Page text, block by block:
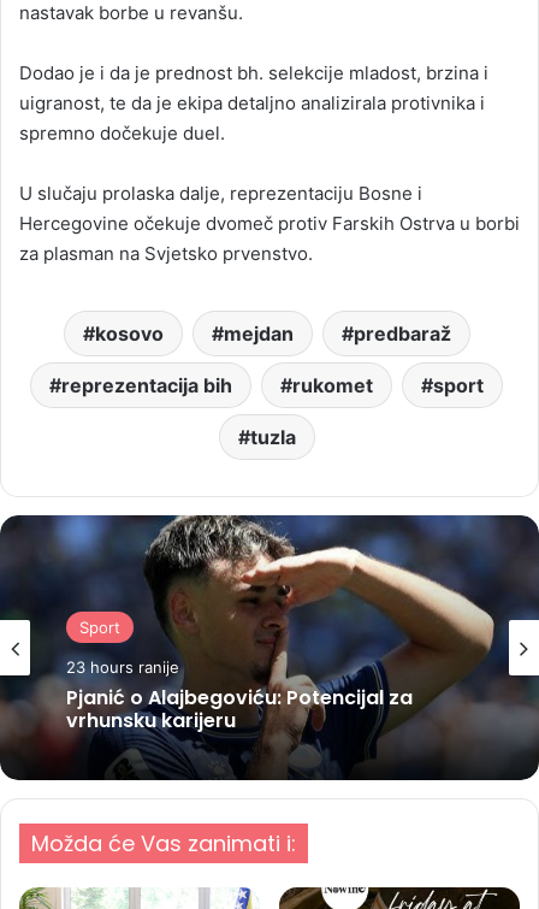
nastavak borbe u revanšu.
Dodao je i da je prednost bh. selekcije mladost, brzina i
uigranost, te da je ekipa detaljno analizirala protivnika i
spremno dočekuje duel.
U slučaju prolaska dalje, reprezentaciju Bosne i
Hercegovine očekuje dvomeč protiv Farskih Ostrva u borbi
za plasman na Svjetsko prvenstvo.
kosovo mejdan predbaraž
reprezentacija bih rukomet sport
tuzla
Sport
23 hours ranije
Pjanić o Alajbegoviću: Potencijal za
vrhunsku karijeru
Možda će Vas zanimati i: